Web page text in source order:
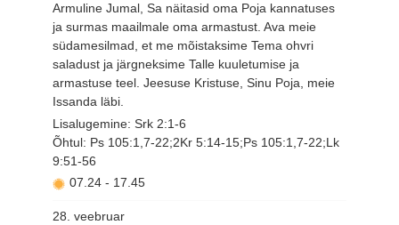
Armuline Jumal, Sa näitasid oma Poja kannatuses
ja surmas maailmale oma armastust. Ava meie
südamesilmad, et me mõistaksime Tema ohvri
saladust ja järgneksime Talle kuuletumise ja
armastuse teel. Jeesuse Kristuse, Sinu Poja, meie
Issanda läbi.
Lisalugemine: Srk 2:1-6
Õhtul: Ps 105:1,7-22;2Kr 5:14-15;Ps 105:1,7-22;Lk
9:51-56
07.24 - 17.45
28. veebruar